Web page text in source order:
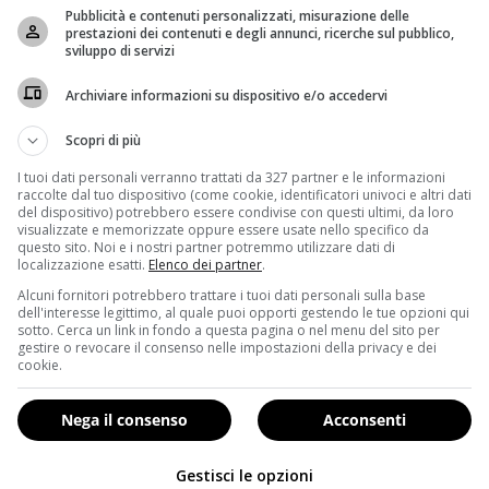
showgirl sta cancellando il tatuaggio che aveva fatto
avevano sancito il loro amore facendosi lo stesso
l’icona dalla propria pelle vista la fine del
i sentimenti sotto il letto, io non mi sono mai
il dolore della perdita di un essere umano, non
di gusti: “Non esiste un laser per rimuovere il dolore o la
decisione, che la impegneranno per diverse
alla portata di tutti, tuttaviabisogna essere
10 COSE DA SAPERE).
Pubblicità e contenuti personalizzati, misurazione delle
prestazioni dei contenuti e degli annunci, ricerche sul pubblico,
sviluppo di servizi
Archiviare informazioni su dispositivo e/o accedervi
Scopri di più
I tuoi dati personali verranno trattati da 327 partner e le informazioni
raccolte dal tuo dispositivo (come cookie, identificatori univoci e altri dati
del dispositivo) potrebbero essere condivise con questi ultimi, da loro
visualizzate e memorizzate oppure essere usate nello specifico da
questo sito. Noi e i nostri partner potremmo utilizzare dati di
localizzazione esatti. Elenco dei partner.
Alcuni fornitori potrebbero trattare i tuoi dati personali sulla base
dell'interesse legittimo, al quale puoi opporti gestendo le tue opzioni qui
sotto. Cerca un link in fondo a questa pagina o nel menu del sito per
gestire o revocare il consenso nelle impostazioni della privacy e dei
cookie.
Acconsenti
Nega il consenso
Gestisci le opzioni